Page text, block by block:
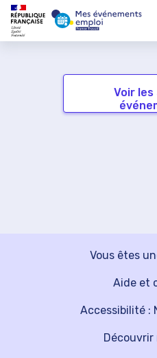
Voir
Vous êtes
Découvrir
Aide et
Accessibilité :